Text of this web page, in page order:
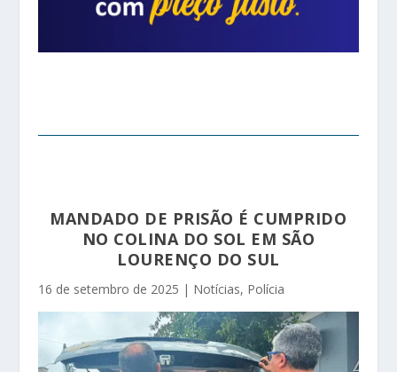
MANDADO DE PRISÃO É CUMPRIDO
NO COLINA DO SOL EM SÃO
LOURENÇO DO SUL
16 de setembro de 2025 | Notícias, Polícia